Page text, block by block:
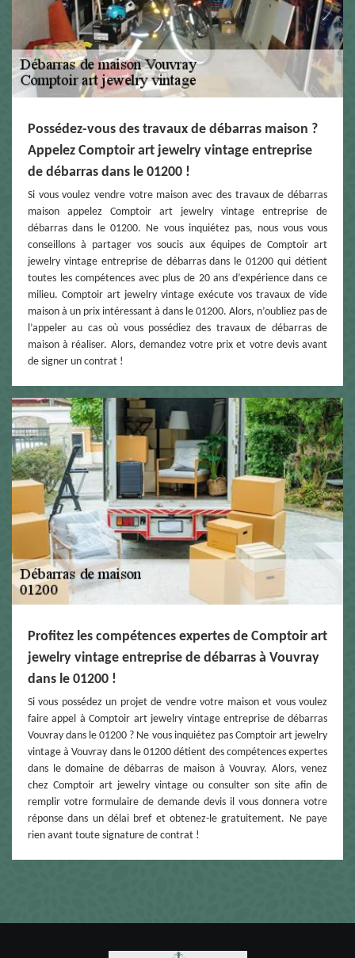
Possédez-vous des travaux de débarras maison ?
Appelez Comptoir art jewelry vintage entreprise
de débarras dans le 01200 !
Si vous voulez vendre votre maison avec des travaux de débarras
maison appelez Comptoir art jewelry vintage entreprise de
débarras dans le 01200. Ne vous inquiétez pas, nous vous vous
conseillons à partager vos soucis aux équipes de Comptoir art
jewelry vintage entreprise de débarras dans le 01200 qui détient
toutes les compétences avec plus de 20 ans d’expérience dans ce
milieu. Comptoir art jewelry vintage exécute vos travaux de vide
maison à un prix intéressant à dans le 01200. Alors, n’oubliez pas de
l’appeler au cas où vous possédiez des travaux de débarras de
maison à réaliser. Alors, demandez votre prix et votre devis avant
de signer un contrat !
Profitez les compétences expertes de Comptoir art
jewelry vintage entreprise de débarras à Vouvray
dans le 01200 !
Si vous possédez un projet de vendre votre maison et vous voulez
faire appel à Comptoir art jewelry vintage entreprise de débarras
Vouvray dans le 01200 ? Ne vous inquiétez pas Comptoir art jewelry
vintage à Vouvray dans le 01200 détient des compétences expertes
dans le domaine de débarras de maison à Vouvray. Alors, venez
chez Comptoir art jewelry vintage ou consulter son site afin de
remplir votre formulaire de demande devis il vous donnera votre
réponse dans un délai bref et obtenez-le gratuitement. Ne paye
rien avant toute signature de contrat !